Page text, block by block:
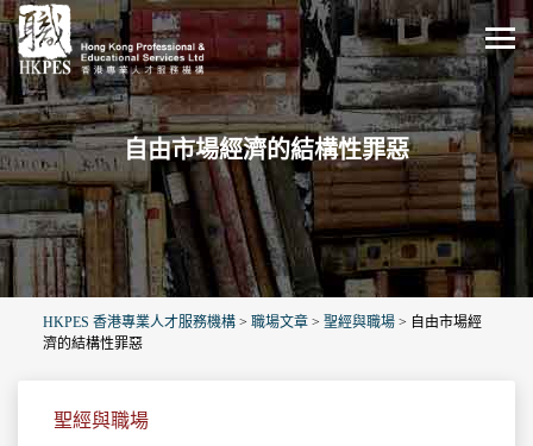
自由市場經濟的結構性罪惡
HKPES 香港專業人才服務機構 > 職場文章 > 聖經與職場 > 自由市場經
濟的結構性罪惡
聖經與職場